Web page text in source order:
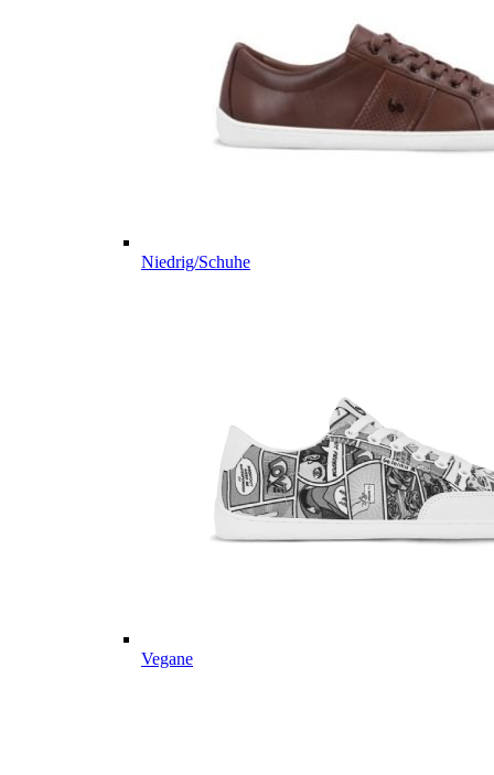
Niedrig/Schuhe
Vegane